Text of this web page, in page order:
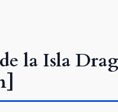
la Isla